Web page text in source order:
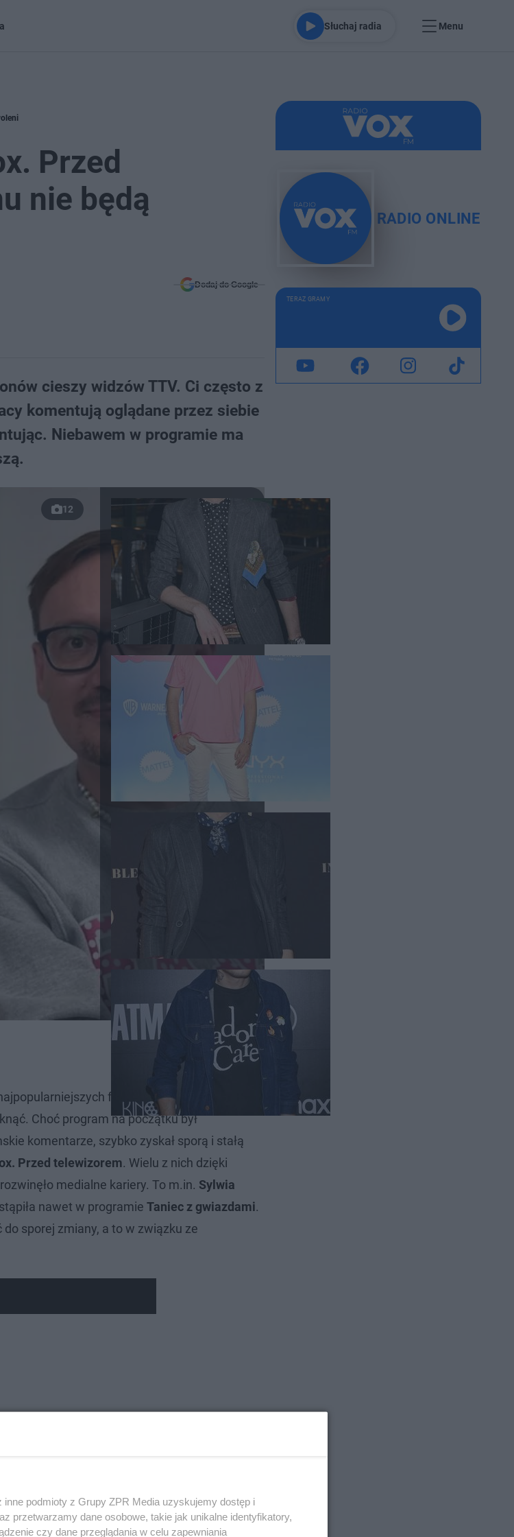
Słuchaj radia Menu
Przed
nie będą
Dodaj do Google
cieszy widzów TTV. Ci często z
komentują oglądane przez siebie
Niebawem w programie ma
12
formatów TTV. Ten cieszy
Choć program na początku był
komentarze, szybko zyskał sporą i stałą
Przed telewizorem. Wielu z nich dzięki
medialne kariery. To m.in. Sylwia
nawet w programie Taniec z gwiazdami.
sporej zmiany, a to w związku ze
RADIO ONLINE
TERAZ GRAMY
podmioty z Grupy ZPR Media uzyskujemy dostęp i
przetwarzamy dane osobowe, takie jak unikalne identyfikatory,
czy dane przeglądania w celu zapewniania